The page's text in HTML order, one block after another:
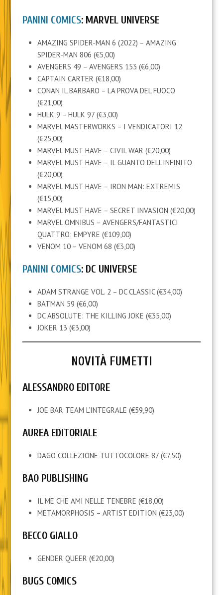
PANINI COMICS: MARVEL UNIVERSE
AMAZING SPIDER-MAN 6 (2022) – AMAZING
SPIDER-MAN 806 (€5,00)
AVENGERS 49 – AVENGERS 153 (€6,00)
CAPTAIN CARTER (€18,00)
CONAN IL BARBARO – LA PROVA DEL FUOCO
(€21,00)
HULK 9 – HULK 97 (€3,00)
MARVEL MASTERWORKS – I VENDICATORI 12
(€25,00)
MARVEL MUST HAVE – CIVIL WAR (€20,00)
MARVEL MUST HAVE – IL GUANTO DELL’INFINITO
(€20,00)
MARVEL MUST HAVE – IRON MAN: EXTREMIS
(€15,00)
MARVEL MUST HAVE – SECRET INVASION (€20,00)
MARVEL OMNIBUS – AVENGERS/FANTASTICI
QUATTRO: EMPYRE (€109,00)
VENOM 10 – VENOM 68 (€3,00)
PANINI COMICS: DC UNIVERSE
ADAM STRANGE VOL. 2 – DC CLASSIC (€34,00)
BATMAN 59 (€6,00)
DC ABSOLUTE: THE KILLING JOKE (€35,00)
JOKER 13 (€3,00)
NOVITÀ FUMETTI
ALESSANDRO EDITORE
JOE BAR TEAM L’INTEGRALE (€59,90)
AUREA EDITORIALE
DAGO COLLEZIONE TUTTOCOLORE 87 (€7,50)
BAO PUBLISHING
IL ME CHE AMI NELLE TENEBRE (€18,00)
METAMORPHOSIS – ARTIST EDITION (€23,00)
BECCO GIALLO
GENDER QUEER (€20,00)
BUGS COMICS